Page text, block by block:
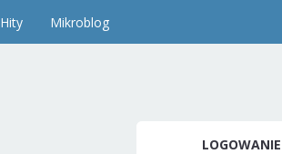
Hity Mikroblog
LOGOWANIE